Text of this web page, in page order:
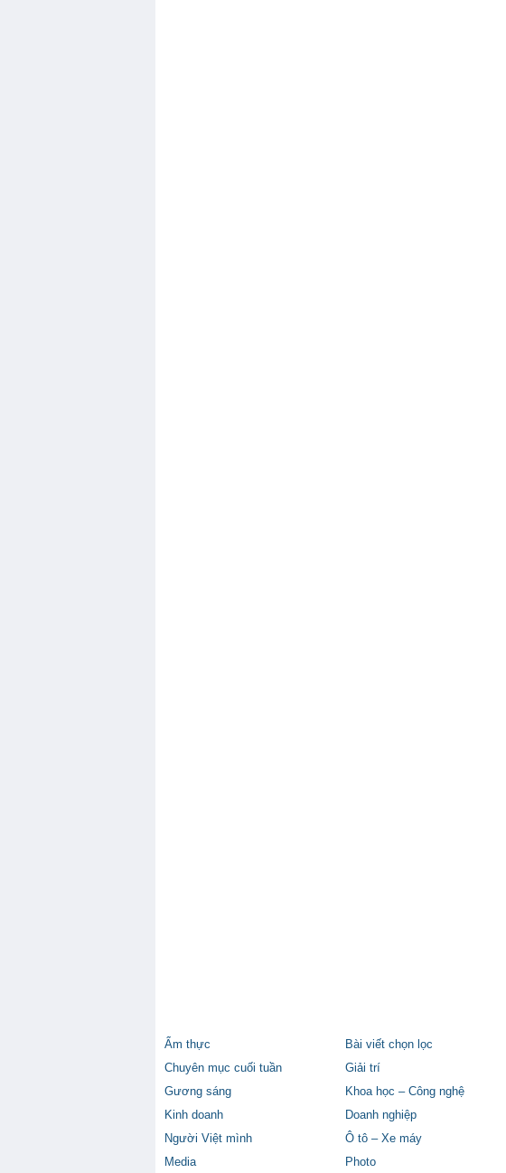
Ẩm thực Bài viết chọn lọc
Chuyên mục cuối tuần
Giải trí
Gương sáng
Khoa học – Công nghệ
Kinh doanh
Doanh nghiệp
Người Việt mình
Ô tô – Xe máy
Media
Photo